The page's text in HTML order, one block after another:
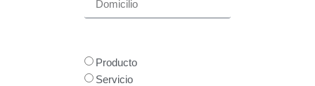
Producto
Servicio